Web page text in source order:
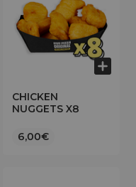
CHICKEN
NUGGETS X8
6,00€